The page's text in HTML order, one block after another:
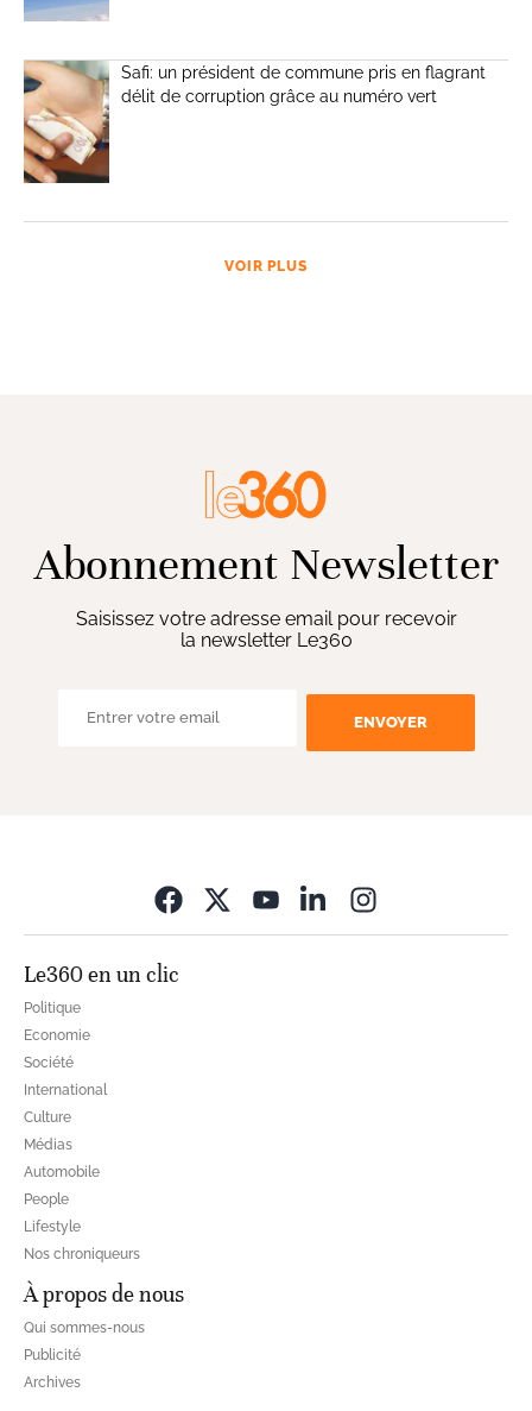
Safi: un président de commune pris en flagrant
délit de corruption grâce au numéro vert
VOIR PLUS
Abonnement Newsletter
Saisissez votre adresse email pour recevoir
la newsletter Le360
ENVOYER
Le360 en un clic
Politique
Economie
Société
International
Culture
Médias
Automobile
People
Lifestyle
Nos chroniqueurs
À propos de nous
Qui sommes-nous
Publicité
Archives